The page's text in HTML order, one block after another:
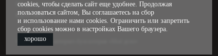
Оферта услуг управленческого учёта
Карта сайта
© 2009—2026, интернет-бухгалтерия «Моё дело»
cookies, чтобы сделать сайт еще удобнее. Продолжая
пользоваться сайтом, Вы соглашаетесь на сбор
и использование нами cookies. Ограничить или запретить
сбор cookies можно в настройках Вашего браузера.
хорошо